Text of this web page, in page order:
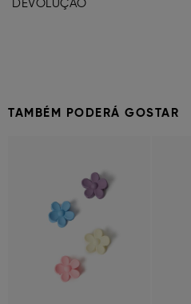
DEVOLUÇÃO
TAMBÉM PODERÁ GOSTAR